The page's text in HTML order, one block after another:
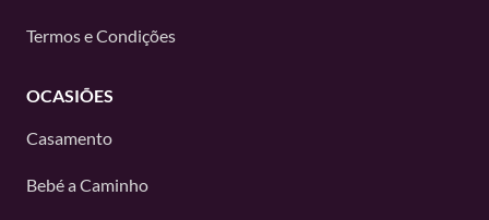
Termos e Condições
OCASIÕES
Casamento
Bebé a Caminho